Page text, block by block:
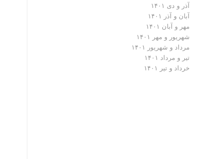
آذر و دی ۱۴۰۱
آبان و آذر ۱۴۰۱
مهر و آبان ۱۴۰۱
شهریور و مهر ۱۴۰۱
مرداد و شهریور ۱۴۰۱
تیر و مرداد ۱۴۰۱
خرداد و تیر ۱۴۰۱